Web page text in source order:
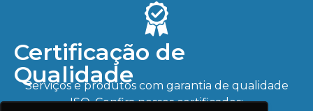
Certificação de
Qualidade
Serviços e produtos com garantia de qualidade
ISO. Confira nossos certificados: